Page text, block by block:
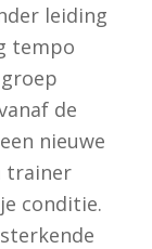
leiding
tempo
de
nieuwe
trainer
conditie.